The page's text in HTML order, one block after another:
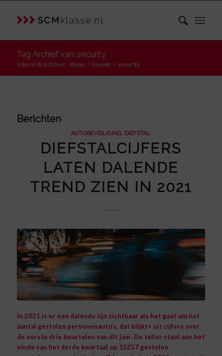
Tag Archief van: security
U bevindt zich hier: Home / Nieuws / security
Berichten
AUTOBEVEILIGING, DIEFSTAL
DIEFSTALCIJFERS
LATEN DALENDE
TREND ZIEN IN 2021
In 2021 is er een dalende lijn zichtbaar als het gaat om het
aantal gestolen personenauto’s, dat blijkt+ uit cijfers over
de eerste drie kwartelen van dit jaar. De teller staat aan het
einde van het derde kwartaal op 15257 gestolen